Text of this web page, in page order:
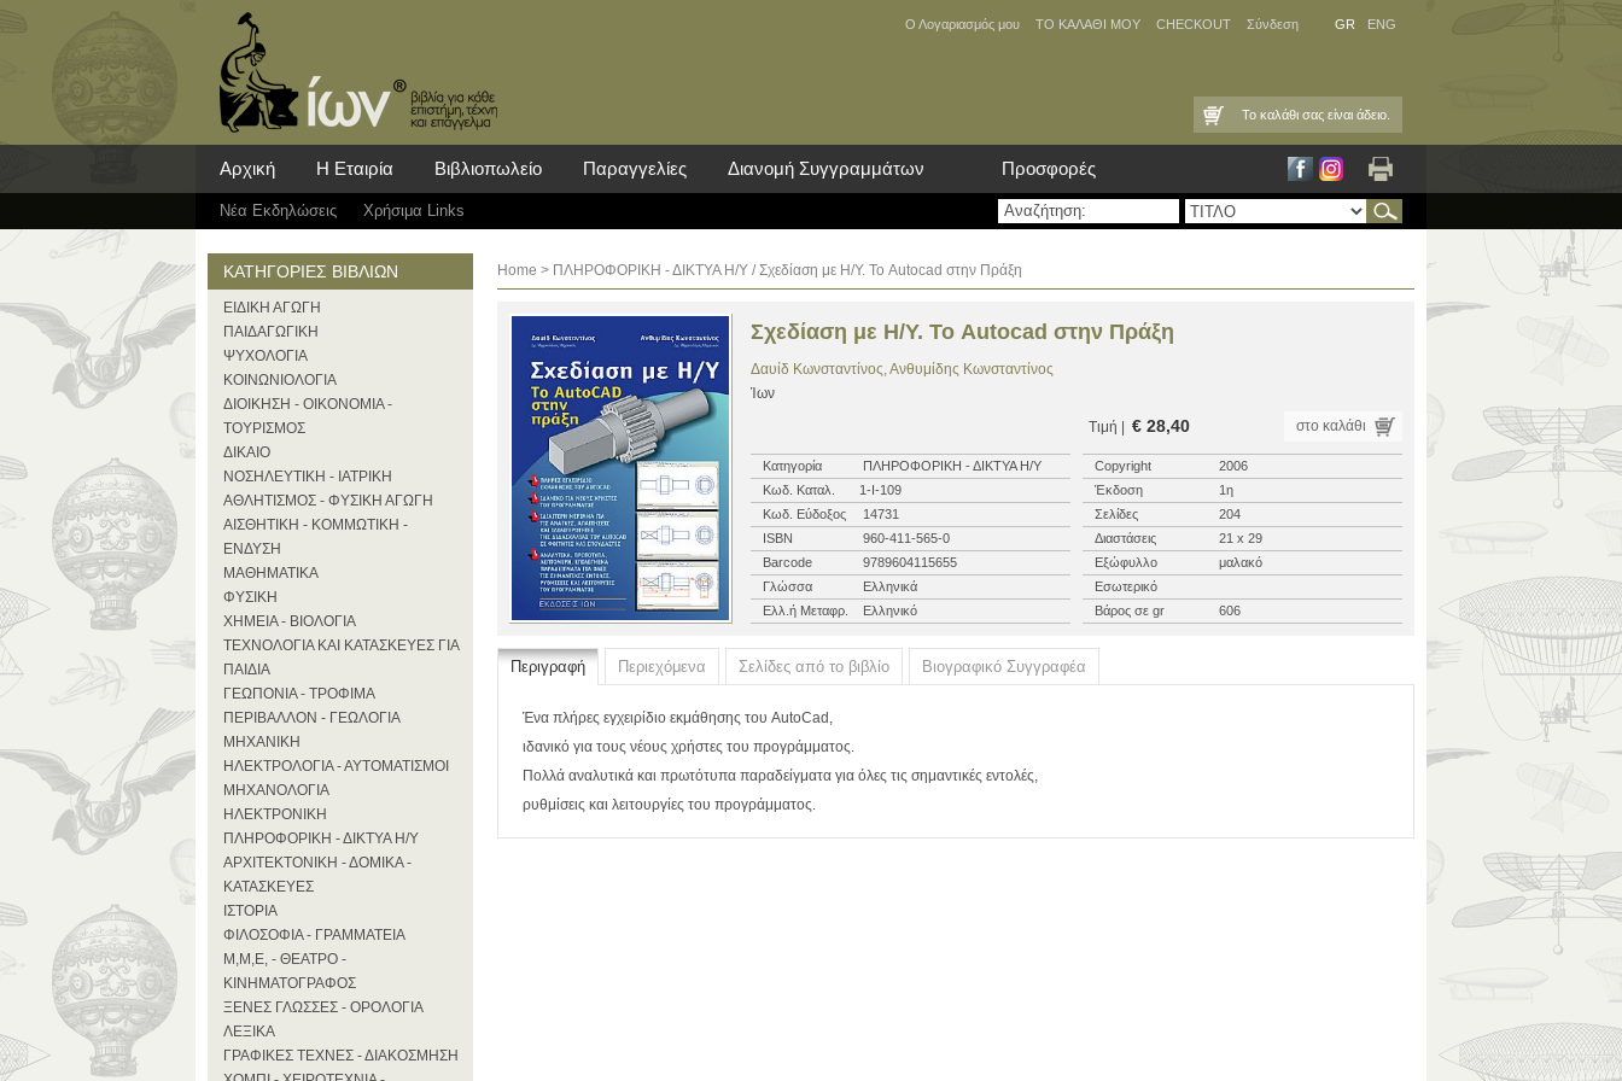
Ο Λογαριασμός μου ΤΟ ΚΑΛΑΘΙ ΜΟΥ CHECKOUT Σύνδεση GR ENG
Το καλάθι σας είναι άδειο.
Αρχική Η Εταιρία Βιβλιοπωλείο Παραγγελίες Διανομή Συγγραμμάτων Προσφορές
Νέα Eκδηλώσεις Χρήσιμα Links
ΚΑΤΗΓΟΡΙΕΣ ΒΙΒΛΙΩΝ
ΕΙΔΙΚΗ ΑΓΩΓΗ
ΠΑΙΔΑΓΩΓΙΚΗ
ΨΥΧΟΛΟΓΙΑ
ΚΟΙΝΩΝΙΟΛΟΓΙΑ
ΔΙΟΙΚΗΣΗ - ΟΙΚΟΝΟΜΙΑ -
ΤΟΥΡΙΣΜΟΣ
ΔΙΚΑΙΟ
ΝΟΣΗΛΕΥΤΙΚΗ - ΙΑΤΡΙΚΗ
ΑΘΛΗΤΙΣΜΟΣ - ΦΥΣΙΚΗ ΑΓΩΓΗ
ΑΙΣΘΗΤΙΚΗ - ΚΟΜΜΩΤΙΚΗ -
ΕΝΔΥΣΗ
ΜΑΘΗΜΑΤΙΚΑ
ΦΥΣΙΚΗ
ΧΗΜΕΙΑ - ΒΙΟΛΟΓΙΑ
ΤΕΧΝΟΛΟΓΙΑ ΚΑΙ ΚΑΤΑΣΚΕΥΕΣ ΓΙΑ
ΠΑΙΔΙΑ
ΓΕΩΠΟΝΙΑ - ΤΡΟΦΙΜΑ
ΠΕΡΙΒΑΛΛΟΝ - ΓΕΩΛΟΓΙΑ
ΜΗΧΑΝΙΚΗ
ΗΛΕΚΤΡΟΛΟΓΙΑ - ΑΥΤΟΜΑΤΙΣΜΟΙ
ΜΗΧΑΝΟΛΟΓΙΑ
ΗΛΕΚΤΡΟΝΙΚΗ
ΠΛΗΡΟΦΟΡΙΚΗ - ΔΙΚΤΥΑ Η/Υ
ΑΡΧΙΤΕΚΤΟΝΙΚΗ - ΔΟΜΙΚΑ -
ΚΑΤΑΣΚΕΥΕΣ
ΙΣΤΟΡΙΑ
ΦΙΛΟΣΟΦΙΑ - ΓΡΑΜΜΑΤΕΙΑ
Μ,Μ,Ε, - ΘΕΑΤΡΟ -
ΚΙΝΗΜΑΤΟΓΡΑΦΟΣ
ΞΕΝΕΣ ΓΛΩΣΣΕΣ - ΟΡΟΛΟΓΙΑ
ΛΕΞΙΚΑ
ΓΡΑΦΙΚΕΣ ΤΕΧΝΕΣ - ΔΙΑΚΟΣΜΗΣΗ
Home > ΠΛΗΡΟΦΟΡΙΚΗ - ΔΙΚΤΥΑ Η/Υ / Σχεδίαση με Η/Υ. Το Autocad στην Πράξη
Σχεδίαση με Η/Υ. Το Autocad στην Πράξη
Δαυίδ Κωνσταντίνος, Ανθυμίδης Κωνσταντίνος
Ίων
Τιμή |
€ 28,40 στο καλάθι
Κατηγορία ΠΛΗΡΟΦΟΡΙΚΗ - ΔΙΚΤΥΑ Η/Υ Copyright
2006
Κωδ. Καταλ.
1-Ι-109 Έκδοση
1η
Κωδ. Εύδοξος
14731 Σελίδες
204
ISBN
960-411-565-0 Διαστάσεις
21 x 29
Barcode
9789604115655 Εξώφυλλο
μαλακό
Γλώσσα
Ελληνικά
Εσωτερικό
Ελλ.ή Μεταφρ.
Ελληνικό Βάρος σε gr 606
Περιγραφή Περιεχόμενα Σελίδες από το βιβλίο Βιογραφικό Συγγραφέα
Ένα πλήρες εγχειρίδιο εκμάθησης του AutoCad,
ιδανικό για τους νέους χρήστες του προγράμματος.
Πολλά αναλυτικά και πρωτότυπα παραδείγματα για όλες τις σημαντικές εντολές,
ρυθμίσεις και λειτουργίες του προγράμματος.